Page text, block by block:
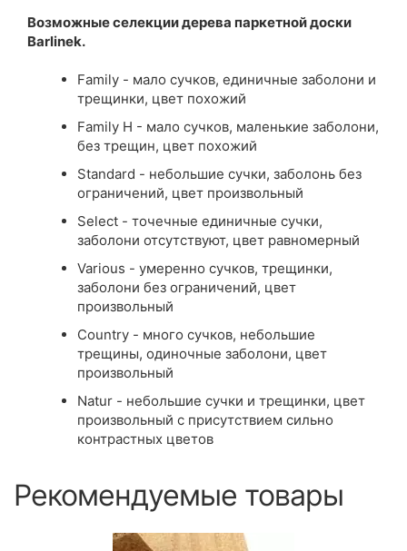
Возможные селекции дерева паркетной доски
Barlinek.
Family - мало сучков, единичные заболони и
трещинки, цвет похожий
Family Н - мало сучков, маленькие заболони,
без трещин, цвет похожий
Standard - небольшие сучки, заболонь без
ограничений, цвет произвольный
Select - точечные единичные сучки,
заболони отсутствуют, цвет равномерный
Various - умеренно сучков, трещинки,
заболони без ограничений, цвет
произвольный
Country - много сучков, небольшие
трещины, одиночные заболони, цвет
произвольный
Natur - небольшие сучки и трещинки, цвет
произвольный с присутствием сильно
контрастных цветов
Рекомендуемые товары